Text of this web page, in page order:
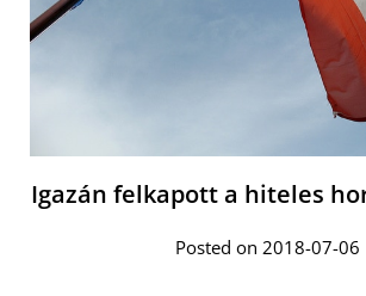
Igazán felkapott a hiteles
Posted on 2018-07-06